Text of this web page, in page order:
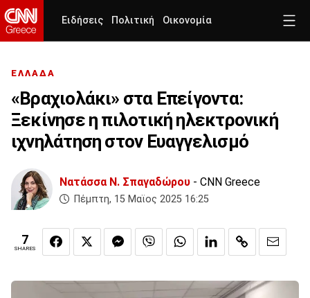
Ειδήσεις Πολιτική Οικονομία
ΕΛΛΑΔΑ
«Βραχιολάκι» στα Επείγοντα:
Ξεκίνησε η πιλοτική ηλεκτρονική
ιχνηλάτηση στον Ευαγγελισμό
Νατάσσα Ν. Σπαγαδώρου - CNN Greece
Πέμπτη, 15 Μαϊος 2025 16:25
7
SHARES